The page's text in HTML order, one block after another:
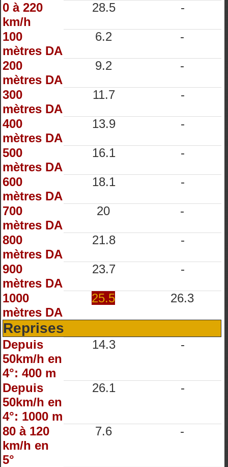
0 à 220
km/h
28.5 -
100
mètres DA
6.2 -
200
mètres DA
9.2 -
300
mètres DA
11.7 -
400
mètres DA
13.9 -
500
mètres DA
16.1 -
600
mètres DA
18.1 -
700
mètres DA
20 -
800
mètres DA
21.8 -
900
mètres DA
23.7 -
1000
mètres DA
25.5 26.3
Reprises
Depuis
50km/h en
4°: 400 m
14.3 -
Depuis
50km/h en
4°: 1000 m
26.1 -
80 à 120
km/h en
5°
7.6 -